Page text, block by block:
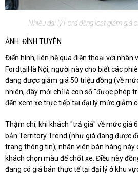
Nhiều đại lý Ford đồng loạt giảm giá
ẢNH: ĐÌNH TUYÊN
Điển hình, liên hệ qua điện thoại với nhân
FordtạiHà Nội, người này cho biết các
đang được giảm giá 50 triệu đồng (về
nhiên, đây mới chỉ là con số "được phép
đến xem xe trực tiếp tại đại lý mức giảm
Thậm chí, khi khách "trả giá" về mức giá
bản Territory Trend (như giá đang được
trang thông tin); nhân viên bán hàng này
khách chọn màu để chốt xe. Điều này
đang có giá bán thực tế tại đại lý ở khu